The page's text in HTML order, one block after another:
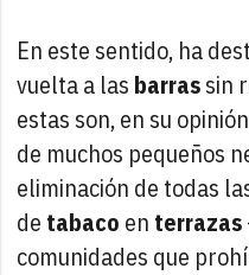
En este sentido, ha
vuelta a las barrassin
estas son, en su
de muchos pequeños
eliminación de todas
de tabaco en terrazas
comunidades que